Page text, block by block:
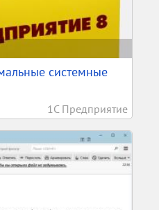
системные
1С Предприятие